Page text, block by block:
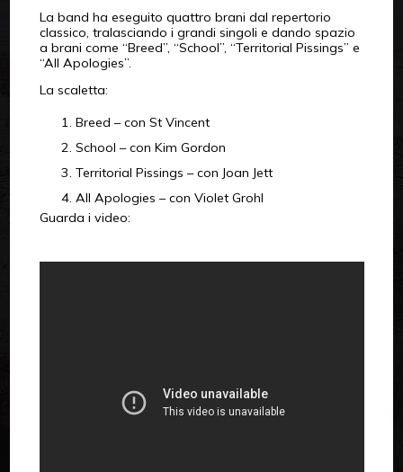
La band ha eseguito quattro brani dal repertorio
classico, tralasciando i grandi singoli e dando spazio
a brani come “Breed”, “School”, “Territorial Pissings” e
“All Apologies”.
La scaletta:
Breed – con St Vincent
School – con Kim Gordon
Territorial Pissings – con Joan Jett
All Apologies – con Violet Grohl
Guarda i video: